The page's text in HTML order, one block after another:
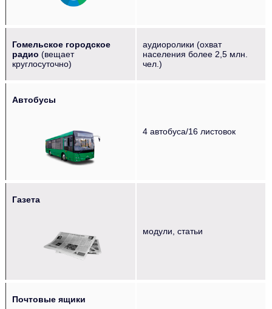
Гомельское городское
радио (вещает
круглосуточно)
аудиоролики (охват
населения более 2,5 млн.
чел.)
Автобусы
4 автобуса/16 листовок
Газета
модули, статьи
Почтовые ящики